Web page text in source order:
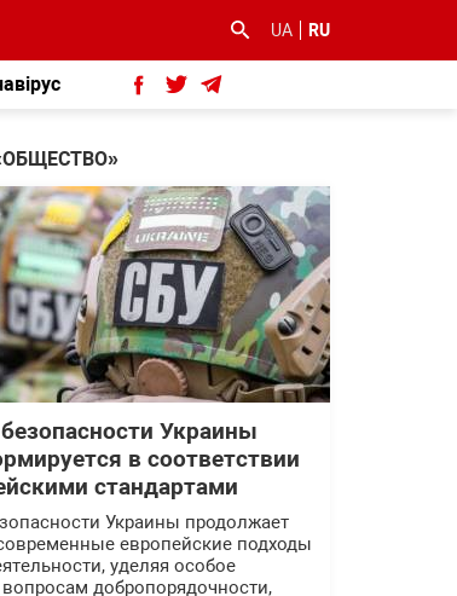
UA RU
Украины
в соответствии
стандартами
Украины продолжает
европейские подходы
уделяя особое
добропорядочности,